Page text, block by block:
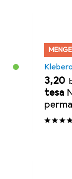
EUR
3,20
tesa